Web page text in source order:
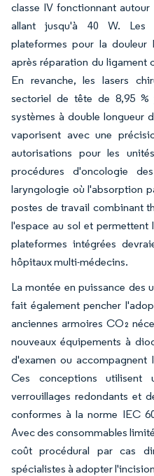
classe IV fonctionnant
allant jusqu'à 40 W. Les
plateformes pour la douleur
après réparation du ligament
En revanche, les lasers
sectoriel de tête de 8,95 %
systèmes à double longueur
vaporisent avec une
autorisations pour les
procédures d'oncologie
laryngologie où l'absorption
postes de travail combinant
l'espace au sol et permettent
plateformes intégrées
hôpitaux multi-médecins.
La montée en puissance des
fait également pencher
anciennes armoires CO₂
nouveaux équipements à
d'examen ou accompagnent
Ces conceptions utilisent
verrouillages redondants et
conformes à la norme IEC
Avec des consommables
coût procédural par cas
spécialistes à adopter